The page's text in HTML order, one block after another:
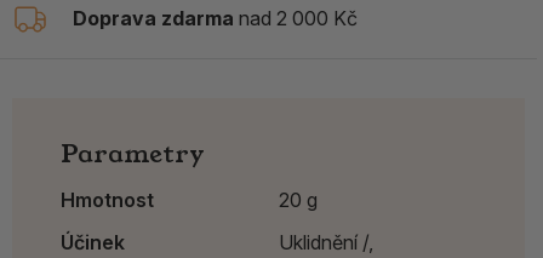
Doprava zdarma nad 2 000 Kč
Parametry
Hmotnost
20 g
Účinek
Uklidnění /,